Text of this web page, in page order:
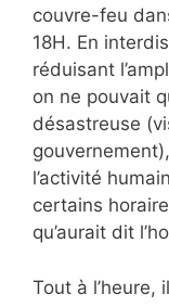
couvre-feu
18H. En
réduisant
on ne pouvait
désastreuse
l’activité
certains
qu’aurait dit
Tout à l’heure,